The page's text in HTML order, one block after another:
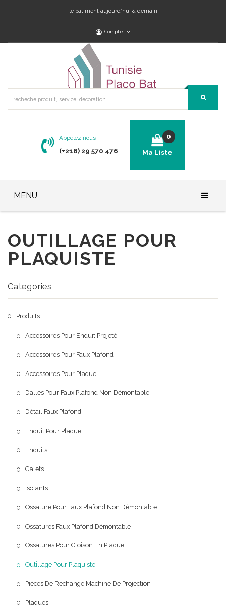
le batiment aujourd’hui & demain
Compte
Appelez nous
(+216) 29 570 476 Ma Liste
0
MENU
A Propos
Qui sommes nous
Notre mission
Produits
Portofolio
OUTILLAGE POUR
PLAQUISTE
Categories
Produits
Accessoires Pour Enduit Projeté
Accessoires Pour Faux Plafond
Accessoires Pour Plaque
Dalles Pour Faux Plafond Non Démontable
Détail Faux Plafond
Enduit Pour Plaque
Enduits
Galets
Isolants
Ossature Pour Faux Plafond Non Démontable
Ossatures Faux Plafond Démontable
Ossatures Pour Cloison En Plaque
Outillage Pour Plaquiste
Pièces De Rechange Machine De Projection
Plaques